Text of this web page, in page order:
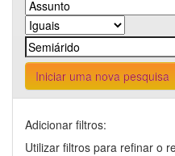
Iniciar uma nova pesquisa
Adicionar filtros:
Utilizar filtros para refinar o